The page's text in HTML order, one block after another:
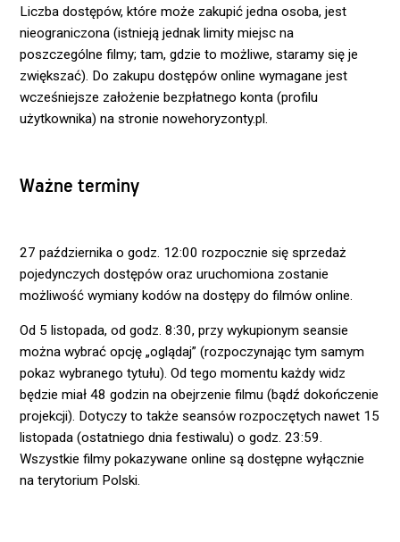
Liczba dostępów, które może zakupić jedna osoba, jest
nieograniczona (istnieją jednak limity miejsc na
poszczególne filmy; tam, gdzie to możliwe, staramy się je
zwiększać). Do zakupu dostępów online wymagane jest
wcześniejsze założenie bezpłatnego konta (profilu
użytkownika) na stronie nowehoryzonty.pl.
Ważne terminy
27 października o godz. 12:00 rozpocznie się sprzedaż
pojedynczych dostępów oraz uruchomiona zostanie
możliwość wymiany kodów na dostępy do filmów online.
Od 5 listopada, od godz. 8:30, przy wykupionym seansie
można wybrać opcję „oglądaj” (rozpoczynając tym samym
pokaz wybranego tytułu). Od tego momentu każdy widz
będzie miał 48 godzin na obejrzenie filmu (bądź dokończenie
projekcji). Dotyczy to także seansów rozpoczętych nawet 15
listopada (ostatniego dnia festiwalu) o godz. 23:59.
Wszystkie filmy pokazywane online są dostępne wyłącznie
na terytorium Polski.